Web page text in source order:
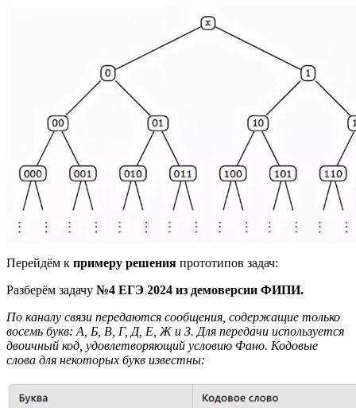
Перейдём к примеру решения прототипов задач:
Разберём задачу №4 ЕГЭ 2024 из демоверсии ФИПИ.
По каналу связи передаются сообщения, содержащие только
восемь букв: А, Б, В, Г, Д, Е, Ж и З. Для передачи используется
двоичный код, удовлетворяющий условию Фано. Кодовые
слова для некоторых букв известны: